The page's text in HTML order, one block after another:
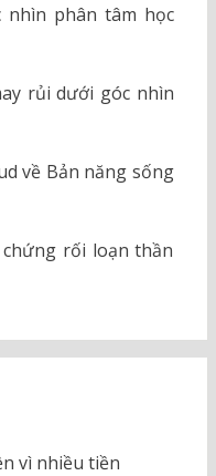
nhìn phân tâm học
rủi dưới góc nhìn
về Bản năng sống
rối loạn thần
vì nhiều tiền